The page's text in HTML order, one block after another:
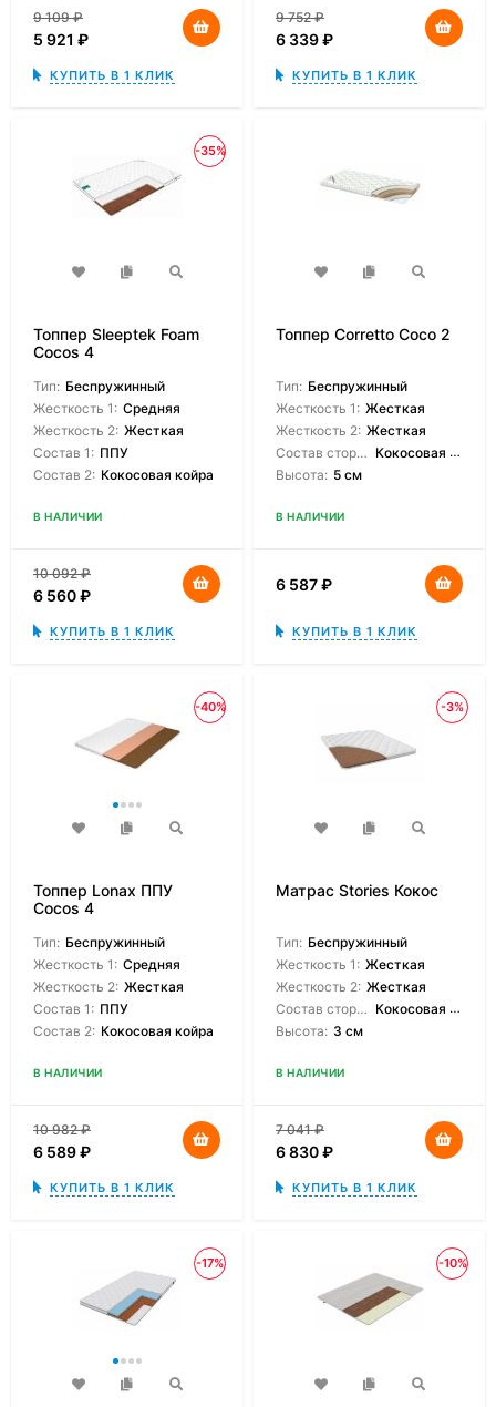
9 109₽
5 921 ₽
КУПИТЬ В 1 КЛИК
9 752₽
6 339₽
КУПИТЬ В 1 КЛИК
-35%
Топпер Sleeptek Foam
Cocos 4
Тип: Беспружинный
Жесткость 1: Средняя
Жесткость 2: Жесткая
Состав 1: ППУ
Состав 2: Кокосовая койра
В НАЛИЧИИ
10 092₽
6 560₽
КУПИТЬ В 1 КЛИК
Топпер Corretto Coco 2
Тип: Беспружинный
Жесткость 1: Жесткая
Жесткость 2: Жесткая
Состав сторон: Кокосовая койра
Высота: 5 см
В НАЛИЧИИ
6 587₽
КУПИТЬ В 1 КЛИК
-40%
Топпер Lonax ППУ
Cocos 4
Тип: Беспружинный
Жесткость 1: Средняя
Жесткость 2: Жесткая
Состав 1: ППУ
Состав 2: Кокосовая койра
В НАЛИЧИИ
10 982₽
6 589₽
КУПИТЬ В 1 КЛИК
-3%
Матрас Stories Кокос
Тип: Беспружинный
Жесткость 1: Жесткая
Жесткость 2: Жесткая
Состав сторон: Кокосовая койра
Высота: 3 см
В НАЛИЧИИ
7 041₽
6 830₽
КУПИТЬ В 1 КЛИК
-17% -10%